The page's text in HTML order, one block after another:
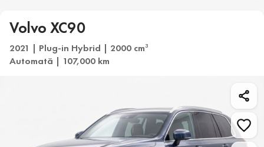
Volvo XC90
2021 | Plug-in Hybrid | 2000 cm3
Automată | 107,000 km